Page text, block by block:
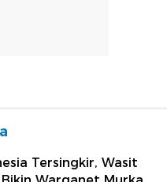
Tersingkir, Wasit